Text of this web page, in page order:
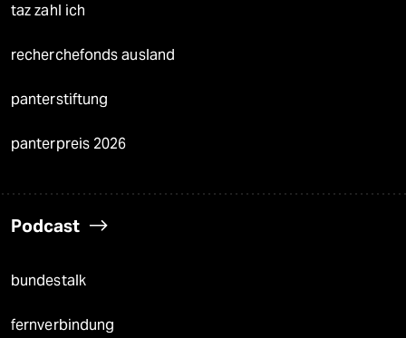
taz zahl ich
recherchefonds ausland
panterstiftung
panterpreis 2026
Podcast
bundestalk
fernverbindung